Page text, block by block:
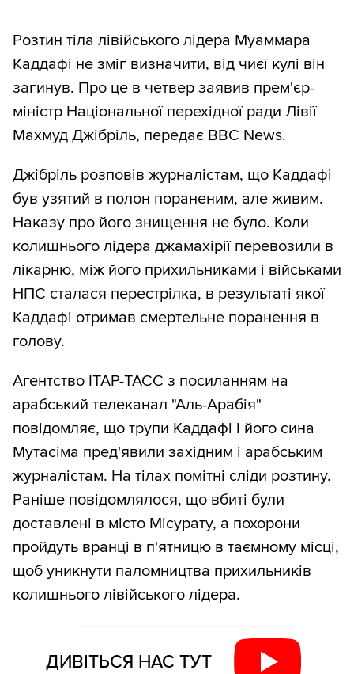
Розтин тіла лівійського лідера Муаммара
Каддафі не зміг визначити, від чиєї кулі він
загинув. Про це в четвер заявив прем'єр-
міністр Національної перехідної ради Лівії
Махмуд Джібріль, передає BBC News.
Джібріль розповів журналістам, що Каддафі
був узятий в полон пораненим, але живим.
Наказу про його знищення не було. Коли
колишнього лідера джамахірії перевозили в
лікарню, між його прихильниками і військами
НПС сталася перестрілка, в результаті якої
Каддафі отримав смертельне поранення в
голову.
Агентство ІТАР-ТАСС з посиланням на
арабський телеканал "Аль-Арабія"
повідомляє, що трупи Каддафі і його сина
Мутасіма пред'явили західним і арабським
журналістам. На тілах помітні сліди розтину.
Раніше повідомлялося, що вбиті були
доставлені в місто Місурату, а похорони
пройдуть вранці в п'ятницю в таємному місці,
щоб уникнути паломництва прихильників
колишнього лівійського лідера.
ДИВІТЬСЯ НАС ТУТ